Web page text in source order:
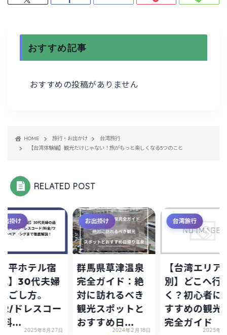
おすすめ記事
おすすめの投稿がありません
HOME 旅行・お出かけ
台湾旅行
【台湾体験編】観光だけじゃない！旅がもっと楽しくなる5つのこと
RELATED POST
出掛け
平ホテル宿
】30代夫婦
ごし方。
ドレスコー
...
2025年8月27日
お出掛け
群馬県草津温泉
完全ガイド：絶
対に訪れるべき
観光スポットと
おすすめ日...
2024年2月18日
台湾旅行
【台湾エリア
別】どこへ行
く？初心者に
すすめの観光
完全ガイド
2025年8